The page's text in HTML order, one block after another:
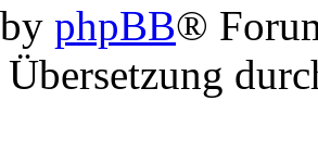
phpBB®
Übersetzung